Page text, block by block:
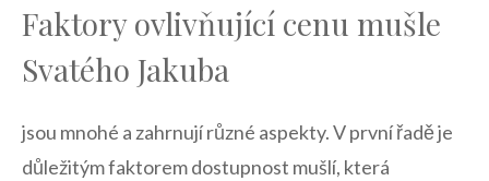
Faktory ovlivňující cenu mušle
Svatého Jakuba
jsou mnohé a zahrnují ⁣různé aspekty.⁤ V první řadě je
důležitým ⁤faktorem⁢ dostupnost‌ mušlí, která